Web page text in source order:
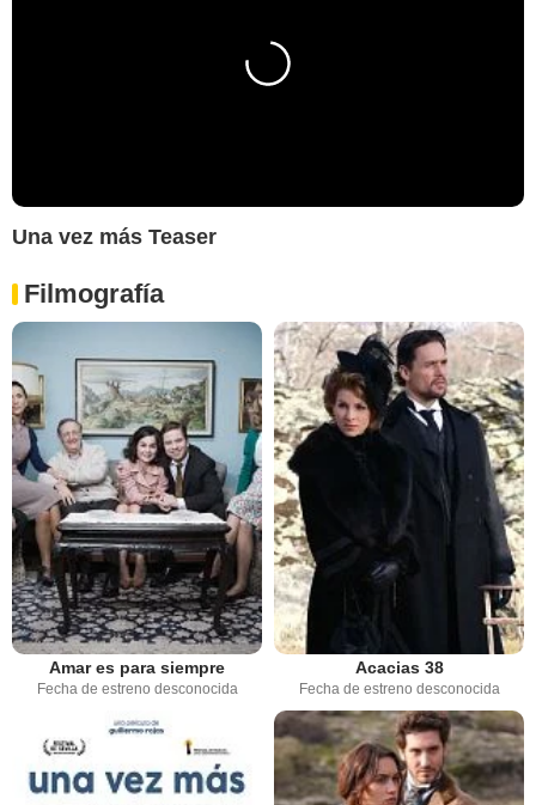
Una vez más Teaser
Filmografía
Amar es para siempre
Fecha de estreno desconocida
Acacias 38
Fecha de estreno desconocida